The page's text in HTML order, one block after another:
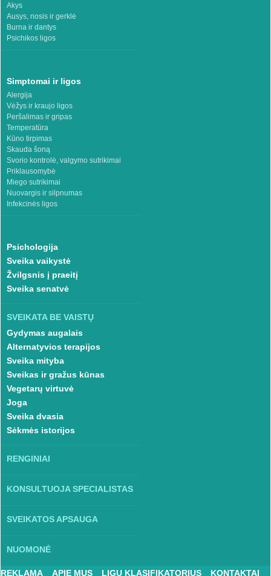
Akys
Ausys, nosis ir gerklė
Burna ir dantys
Psichikos ligos
Simptomai ir ligos
Alergija
Vėžys ir kraujo ligos
Peršalimas ir gripas
Temperatūra
Kūno tirpimas
Skauda šoną
Svorio kontrolė, valgymo sutrikimai
Priklausomybė
Miego sutrikimai
Nuovargis ir silpnumas
Infekcinės ligos
Psichologija
Sveika vaikystė
Žvilgsnis į praeitį
Sveika senatvė
SVEIKATA BE VAISTŲ
Gydymas augalais
Alternatyvios terapijos
Sveika mityba
Sveikas ir gražus kūnas
Vegetarų virtuvė
Joga
Sveika dvasia
Sėkmės istorijos
RENGINIAI
KONSULTUOJA SPECIALISTAS
SVEIKATOS APSAUGA
NUOMONĖ
REKLAMA APIE MUS LIGŲ KLASIFIKATORIUS KONTAKTAI